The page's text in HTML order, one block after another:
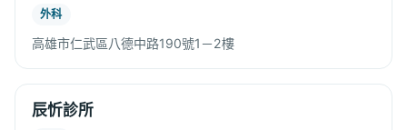
外科
高雄市仁武區八德中路190號1－2樓
辰忻診所